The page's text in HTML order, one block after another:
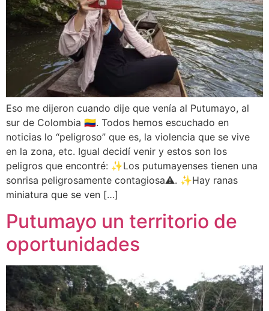
Eso me dijeron cuando dije que venía al Putumayo, al
sur de Colombia 🇨🇴. Todos hemos escuchado en
noticias lo “peligroso” que es, la violencia que se vive
en la zona, etc. Igual decidí venir y estos son los
peligros que encontré: ✨Los putumayenses tienen una
sonrisa peligrosamente contagiosa⚠️. ✨Hay ranas
miniatura que se ven […]
Putumayo un territorio de
oportunidades